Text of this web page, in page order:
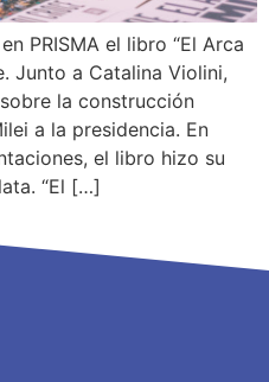
PRISMA el libro “El Arca
Junto a Catalina Violini,
la construcción
a la presidencia. En
el libro hizo su
“El […]